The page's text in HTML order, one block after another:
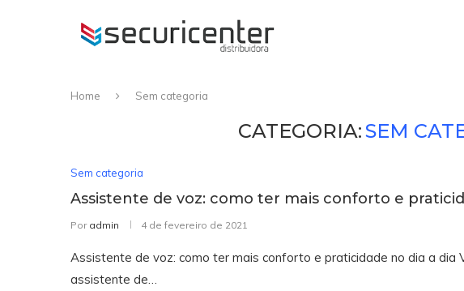
Home Sem categoria
CATEGORIA:SEM
Sem categoria
Assistente de voz: como ter mais conforto e
Por admin 4 de fevereiro de 2021
Assistente de voz: como ter mais conforto e praticidade no dia a dia
assistente de…